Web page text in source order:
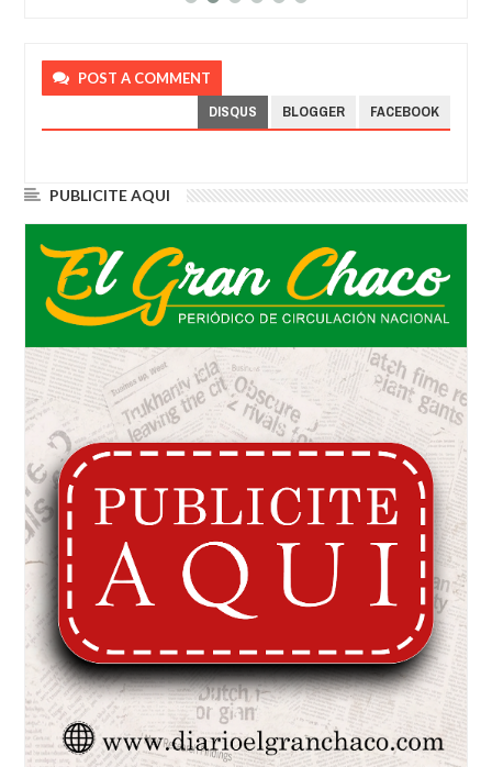
POST A COMMENT
DISQUS BLOGGER FACEBOOK
PUBLICITE AQUI